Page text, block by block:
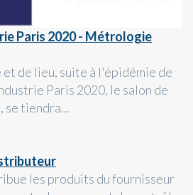
Paris 2020 - Métrologie
de lieu, suite à l'épidémie de
Paris 2020, le salon de
se tiendra...
les produits du fournisseur